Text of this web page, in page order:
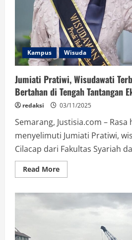
Walisongo
Semarang
Kampus Wisuda
Jumiati Pratiwi, Wisudawati
Bertahan di Tengah Tantangan
redaksi 03/11/2025
Semarang, Justisia.com –
menyelimuti Jumiati Pratiwi,
Cilacap dari Fakultas Syariah
Read MoreRead
more
Terbaik